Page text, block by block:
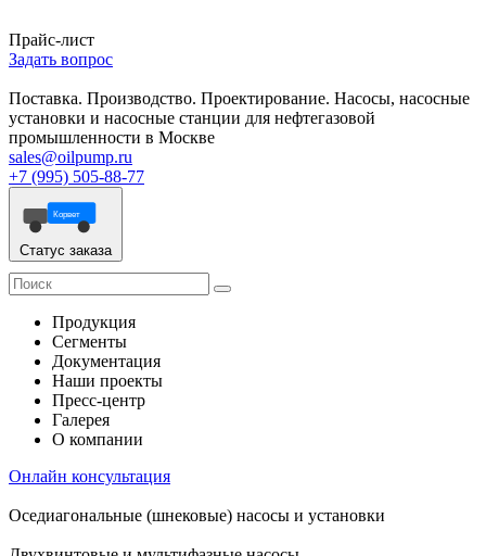
Прайс-лист
Задать вопрос
Поставка. Производство. Проектирование. Насосы, насосные
установки и насосные станции для нефтегазовой
промышленности в Москве
sales@oilpump.ru
+7 (995) 505-88-77
Корвет
Статус заказа
Продукция
Сегменты
Документация
Наши проекты
Пресс-центр
Галерея
О компании
Онлайн консультация
Оседиагональные (шнековые) насосы и установки